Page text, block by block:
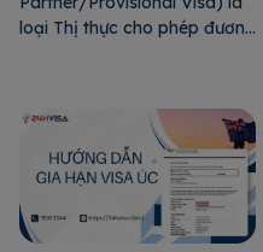
loại Thị thực cho phép đương
Loại Visa này là tấm vé để
đương đơn có được Visa hôn
nhân 100. Để không bỏ lỡ cơ
hội hiện thực hóa giấc mơ
Úc, hãy cùng 24H Visa […]